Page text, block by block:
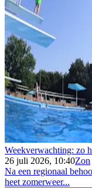
Weekverwachting: zo
26 juli 2026, 10:40Zon
Na een regionaal
heet zomerweer...